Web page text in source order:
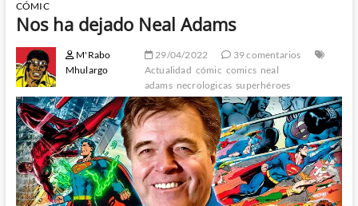
CÓMIC
Nos ha dejado Neal Adams
M'Rabo
Mhulargo
29/04/2022
39 comentarios
Actualidad cómic comics neal
adams necrologicas superhéroes